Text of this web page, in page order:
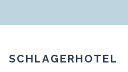
SCHLAGERHOTEL